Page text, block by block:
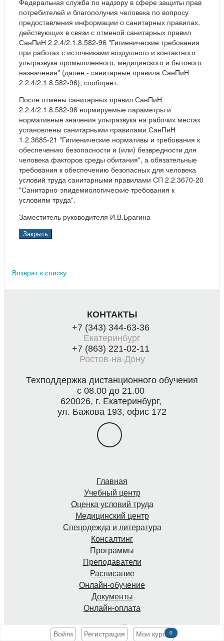
потребителей и благополучия человека по вопросу
предоставления информации о санитарных правилах,
действующих в связи с отменой санитарных правил
СанПиН 2.2.4/2.1.8.582-96 "Гигиенические требования
при работах с источниками воздушного и контактного
ультразвука промышленного, медицинского и бытового
назначения" (далее - санитарные правила СанПиН
2.2.4/2.1.8.582-96), сообщает.
После отмены санитарных правил СанПиН
2.2.4/2.1.8.582-96 нормируемые параметры и
нормативные значения ультразвука на рабочих местах
установлены санитарными правилами СанПиН
1.2.3685-21 "Гигиенические нормативы и требования к
обеспечению безопасности и (или) безвредности для
человека факторов среды обитания", а обязательные
требования к обеспечению безопасных для человека
условий труда санитарными правилами СП 2.2.3670-20
"Санитарно-эпидемиологические требования к
условиям труда".
Заместитель руководителя И.В.Брагина
Закрыть
Возврат к списку
КОНТАКТЫ
+7 (343) 344-63-36
Екатеринбург
+7 (863) 221-02-11
Ростов-на-Дону
Техподдержка дистанционного обучения
с 08.00 до 21.00
620026, г. Екатеринбург,
ул. Бажова 193, офис 172
Главная
Учебный центр
Оценка условий труда
Медицинский центр
Спецодежда и литература
Консалтинг
Программы
Преподаватели
Расписание
Онлайн-обучение
Документы
Онлайн-оплата
Персональный раздел
О компании
Войти Регистрация Мои курсы0